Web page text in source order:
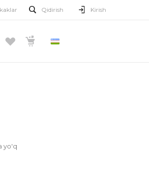
Qidirish Kirish
yo'q